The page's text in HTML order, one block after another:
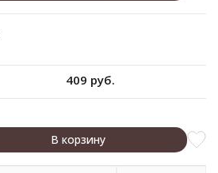
409 руб.
В корзину